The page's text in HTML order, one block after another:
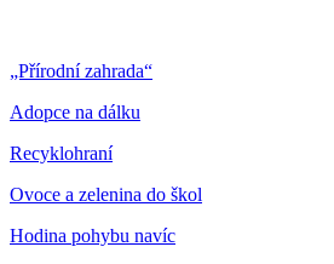
„Přírodní zahrada“
Adopce na dálku
Recyklohraní
Ovoce a zelenina do škol
Hodina pohybu navíc